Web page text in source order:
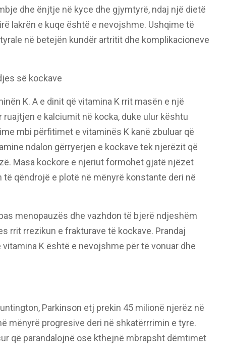
dhe ënjtje në kyce dhe gjymtyrë, ndaj një dietë
lakrën e kuqe është e nevojshme. Ushqime të
në betejën kundër artritit dhe komplikacioneve
së kockave
K. A e dinit që vitamina K rrit masën e një
e kalciumit në kocka, duke ulur kështu
mbi përfitimet e vitaminës K kanë zbuluar që
ndalon gërryerjen e kockave tek njerëzit që
Masa kockore e njeriut formohet gjatë njëzet
qëndrojë e plotë në mënyrë konstante deri në
menopauzës dhe vazhdon të bjerë ndjeshëm
rrit rrezikun e frakturave të kockave. Prandaj
K është e nevojshme për të vonuar dhe
Parkinson etj prekin 45 milionë njerëz në
mënyrë progresive deri në shkatërrrimin e tyre.
që parandalojnë ose kthejnë mbrapsht dëmtimet